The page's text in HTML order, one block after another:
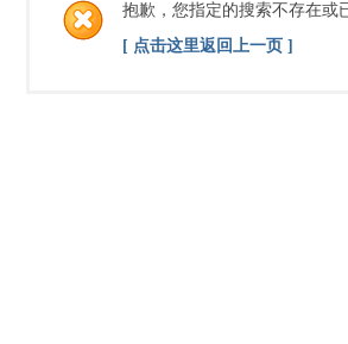
抱歉，您指定的搜索不存在或
[ 点击这里返回上一页 ]